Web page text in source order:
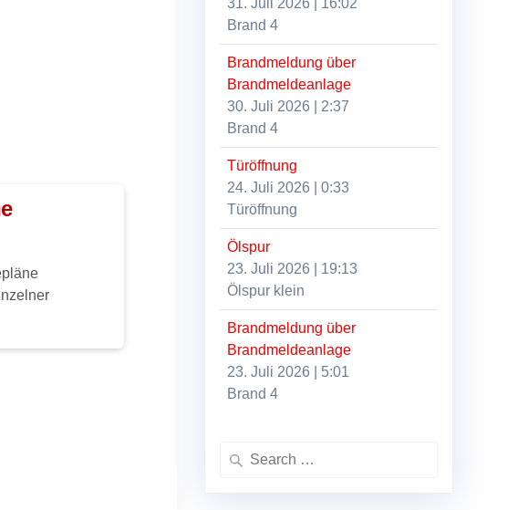
Brand 4
Brandmeldung über
Brandmeldeanlage
30. Juli 2026
2:37
Brand 4
Türöffnung
24. Juli 2026 |0:33
Türöffnung
Ölspur
23. Juli 2026
19:13
Ölspur klein
Brandmeldung über
Brandmeldeanlage
23. Juli 2026
5:01
Brand 4